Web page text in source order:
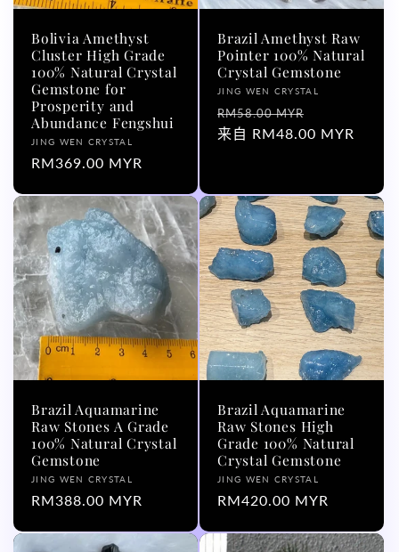
Bolivia Amethyst
Cluster High Grade
100% Natural Crystal
Gemstone for
Prosperity and
Abundance Fengshui
厂
商：
JING WEN CRYSTAL
常
价
格
RM369.00 MYR
Brazil Amethyst Raw
Pointer 100% Natural
Crystal Gemstone
厂
商：
JING WEN CRYSTAL
常
规
RM58.00 MYR
销
来自 RM48.00 MYR
Brazil Aquamarine
Raw Stones A Grade
100% Natural Crystal
Gemstone
厂
商：
JING WEN CRYSTAL
常
RM388.00 MYR
Brazil Aquamarine
Raw Stones High
Grade 100% Natural
Crystal Gemstone
厂
商：
JING WEN CRYSTAL
常
价
RM420.00 MYR